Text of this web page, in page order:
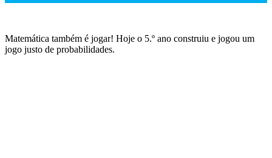
Matemática também é jogar! Hoje o 5.º ano construiu e jogou um
jogo justo de probabilidades.